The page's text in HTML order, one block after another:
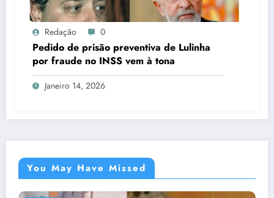
Redação 0
Pedido de prisão preventiva de Lulinha
por fraude no INSS vem à tona
Janeiro 14, 2026
You May Have Missed